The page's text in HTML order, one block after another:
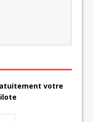
votre